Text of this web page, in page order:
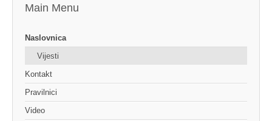
Main Menu
Naslovnica
Vijesti
Kontakt
Pravilnici
Video